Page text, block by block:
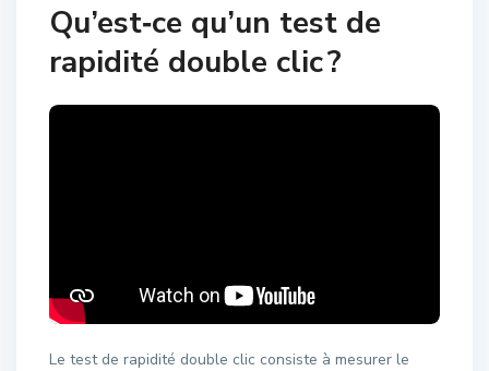
Qu’est‑ce qu’un test de
rapidité double clic ?
Le test de rapidité double clic consiste à mesurer le